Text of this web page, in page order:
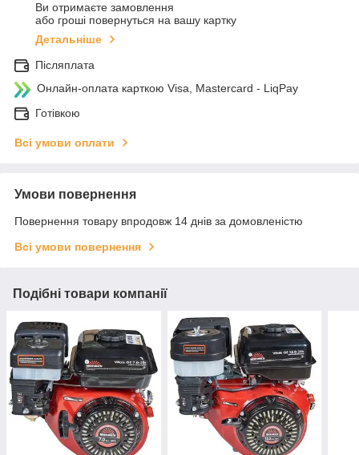
Ви отримаєте замовлення
або гроші повернуться на вашу картку
Детальніше
Післяплата
Онлайн-оплата карткою Visa, Mastercard - LiqPay
Готівкою
Всі умови оплати
Умови повернення
Повернення товару впродовж 14 днів за домовленістю
Всі умови повернення
Подібні товари компанії